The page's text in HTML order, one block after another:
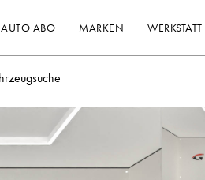
AUTO ABO MARKEN WERKSTATT